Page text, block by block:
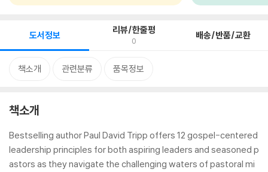
도서정보 리뷰/한줄평
0 배송/반품/교환
책소개 관련분류 품목정보
책소개
Bestselling author Paul David Tripp offers 12 gospel-centered
leadership principles for both aspiring leaders and seasoned p
astors as they navigate the challenging waters of pastoral mi